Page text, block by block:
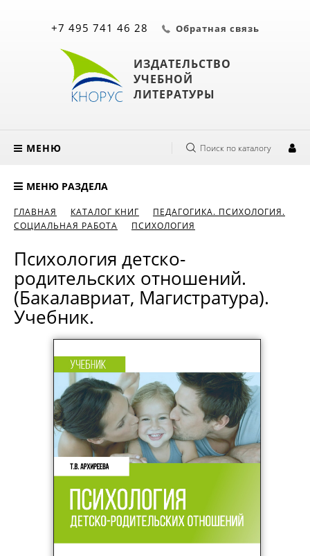
ИЗДАТЕЛЬСТВО
УЧЕБНОЙ
ЛИТЕРАТУРЫ
+7 495 741 46 28 Обратная связь
МЕНЮ Поиск по каталогу
МЕНЮ РАЗДЕЛА
ГЛАВНАЯ КАТАЛОГ КНИГ
ПЕДАГОГИКА. ПСИХОЛОГИЯ.
СОЦИАЛЬНАЯ РАБОТА
ПСИХОЛОГИЯ
Психология детско-
родительских отношений.
(Бакалавриат, Магистратура).
Учебник.